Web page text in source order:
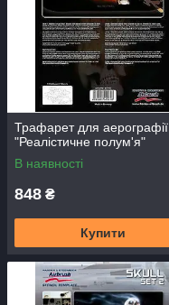
Трафарет для аерографії
"Реалістичне полум'я"
В наявності
848 ₴
Купити